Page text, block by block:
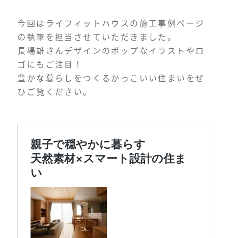
今回はライフィットハウスの施工事例ページ
の執筆を担当させていただきました。
長場雄さんデザインのポップなイラストやロ
ゴにもご注目！
豊かな暮らしをつくるかっこいい住まいをぜ
ひご覧ください。